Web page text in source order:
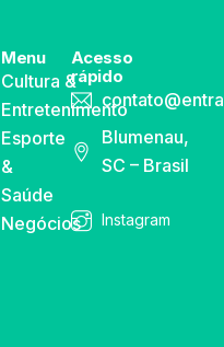
Menu
Cultura &
Entretenimento
Esporte
&
Saúde
Negócios
Acesso
rápido
Blumenau,
SC – Brasil
Instagram